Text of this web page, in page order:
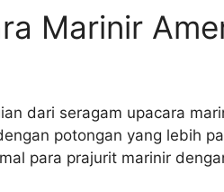
Marinir
dari seragam upacara
potongan yang lebih
para prajurit marinir